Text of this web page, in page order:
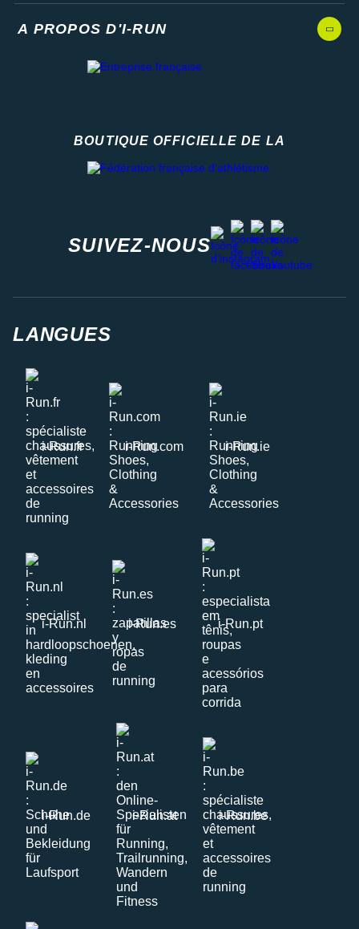
A PROPOS D'I-RUN
BOUTIQUE OFFICIELLE DE LA
SUIVEZ-NOUS
instagram
facebook
stravayoutube
LANGUES
i-Run.fr i-Run.com i-Run.ie
i-Run.nl i-Run.es i-Run.pt
i-Run.de i-Run.at i-Run.be